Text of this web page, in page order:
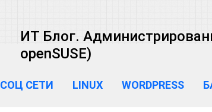
ИТ Блог.
openSUSE)
СОЦ СЕТИ LINUX WORDPRESS